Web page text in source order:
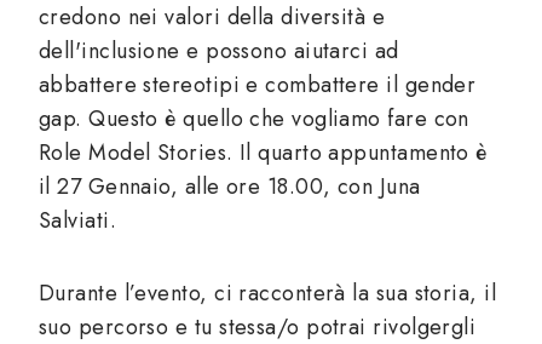
credono nei valori della diversità e
dell'inclusione e possono aiutarci ad
abbattere stereotipi e combattere il gender
gap. Questo è quello che vogliamo fare con
Role Model Stories. Il quarto appuntamento è
il 27 Gennaio, alle ore 18.00, con Juna
Salviati.
Durante l’evento, ci racconterà la sua storia, il
suo percorso e tu stessa/o potrai rivolgergli